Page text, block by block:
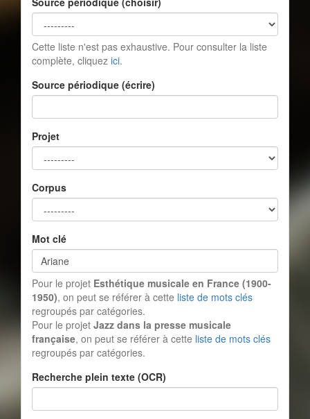
Cette liste n'est pas exhaustive. Pour consulter la liste
complète, cliquez ici.
Source périodique (écrire)
Projet
Corpus
Mot clé
Pour le projet Esthétique musicale en France (1900-
1950), on peut se référer à cette liste de mots clés
regroupés par catégories.
Pour le projet Jazz dans la presse musicale
française, on peut se référer à cette liste de mots clés
regroupés par catégories.
Recherche plein texte (OCR)